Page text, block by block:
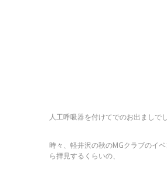
人工呼吸器を付けてでのお出ましでし
時々、軽井沢の秋のMGクラブのイ
ら拝見するくらいの、